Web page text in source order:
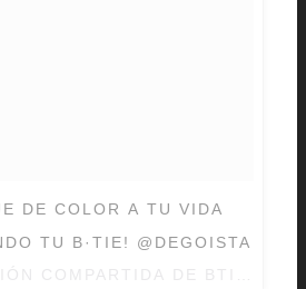
DE COLOR A TU VIDA
TU B·TIE! @DEGOISTA